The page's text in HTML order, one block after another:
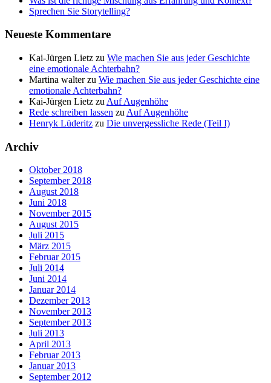
Sprechen Sie Storytelling?
Neueste Kommentare
Kai-Jürgen Lietz zu Wie machen Sie aus jeder Geschichte
eine emotionale Achterbahn?
Martina walterzu Wie machen Sie aus jeder Geschichte eine
emotionale Achterbahn?
Kai-Jürgen Lietz zu Auf Augenhöhe
Rede schreiben lassen zu Auf Augenhöhe
Henryk Lüderitz zu Die unvergessliche Rede (Teil I)
Archiv
Oktober 2018
September 2018
August 2018
Juni 2018
November 2015
August 2015
Juli 2015
März 2015
Februar 2015
Juli 2014
Juni 2014
Januar 2014
Dezember 2013
November 2013
September 2013
Juli 2013
April 2013
Februar 2013
Januar 2013
September 2012